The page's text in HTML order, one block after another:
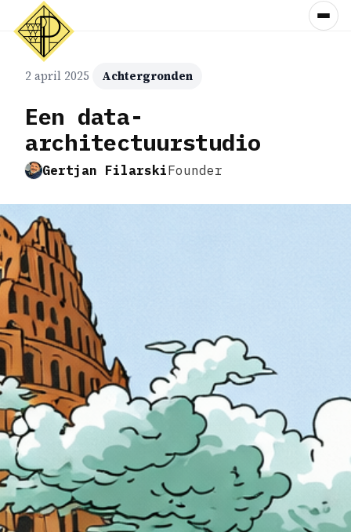
2 april 2025 Achtergronden
Een data-
architectuurstudio
Gertjan FilarskiFounder